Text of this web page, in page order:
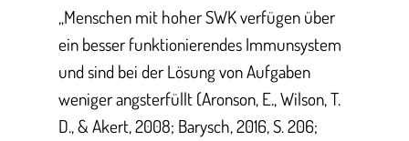
„Menschen mit hoher SWK verfügen über
ein besser funktionierendes Immunsystem
und sind bei der Lösung von Aufgaben
weniger angsterfüllt (Aronson, E., Wilson, T.
D., & Akert, 2008; Barysch, 2016, S. 206;